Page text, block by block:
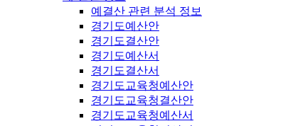
예결산 관련 분석 정보
경기도예산안
경기도결산안
경기도예산서
경기도결산서
경기도교육청예산안
경기도교육청결산안
경기도교육청예산서